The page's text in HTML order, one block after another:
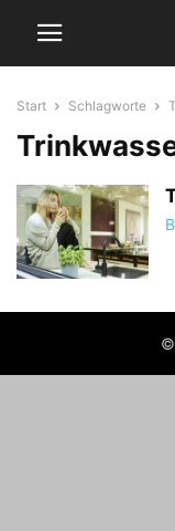
Start Schlagworte
©